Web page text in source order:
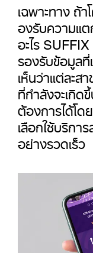
เฉพาะทาง ถ้
องรับความแต
อะไร
รองรับข้อมูล
เห็นว่าแต่ละส
ที่กำลังจะเกิด
ต้องการได้โ
เลือกใช้บริกา
อย่างรวดเร็ว